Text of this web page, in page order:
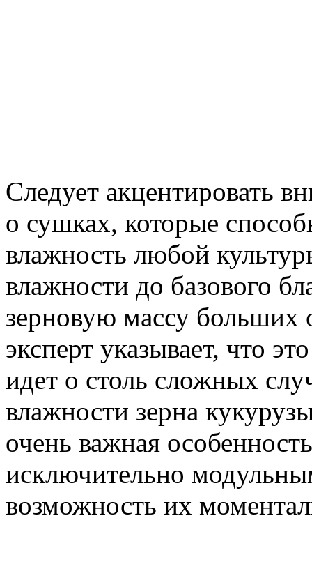
Следует акцентировать
о сушках, которые
влажность любой
влажности до базового
зерновую массу больших
эксперт указывает, что
идет о столь сложных
влажности зерна
очень важная
исключительно
возможность их